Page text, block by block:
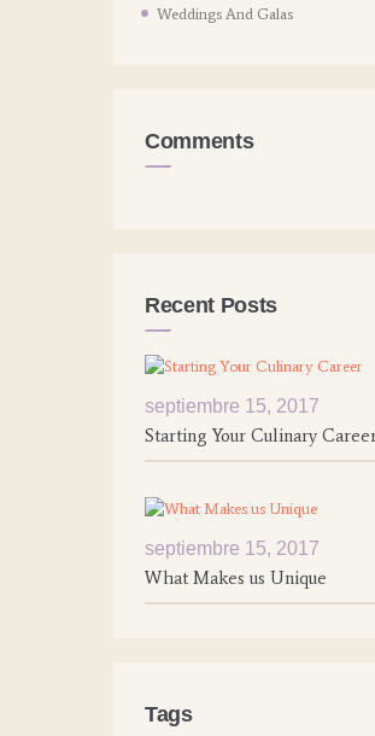
Weddings And Galas
Comments
Recent Posts
septiembre 15, 2017
Starting Your Culinary
septiembre 15, 2017
What Makes us Unique
Tags